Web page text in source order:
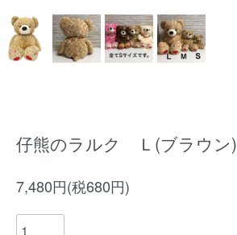
仔熊のラルク Ｌ(ブラウン)
7,480円(税680円)